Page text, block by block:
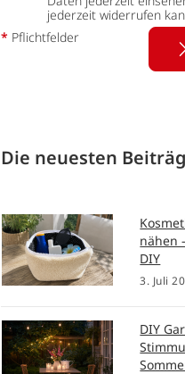
jederzeit widerrufen
* Pflichtfelder
Die neuesten
nähen
DIY
3. Juli
DIY